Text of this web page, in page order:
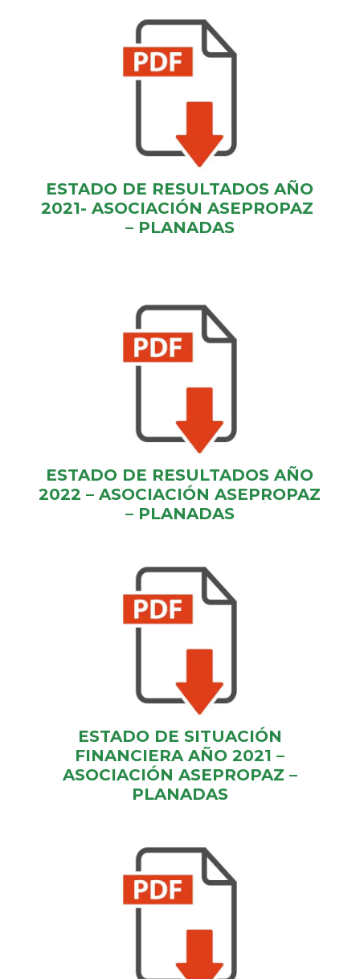
ESTADO DE RESULTADOS AÑO
2021- ASOCIACIÓN ASEPROPAZ
– PLANADAS
ESTADO DE RESULTADOS AÑO
2022 – ASOCIACIÓN ASEPROPAZ
– PLANADAS
ESTADO DE SITUACIÓN
FINANCIERA AÑO 2021 –
ASOCIACIÓN ASEPROPAZ –
PLANADAS